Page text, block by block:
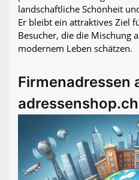
landschaftliche Schönheit
Er bleibt ein attraktives Ziel
Besucher, die die Mischung
modernem Leben schätzen.
Firmenadressen